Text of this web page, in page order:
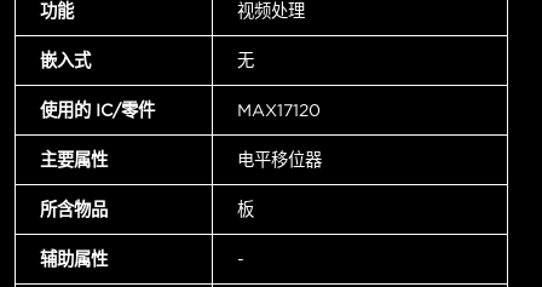
功能 视频处理
嵌入式 无
使用的 IC/零件 MAX17120
主要属性 电平移位器
所含物品 板
辅助属性 -